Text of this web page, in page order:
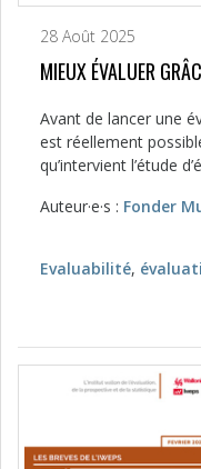
28 Août 2025
MIEUX ÉVALUER
Avant de lancer une
est réellement
qu’intervient l’étude
Auteur·e·s : Fonder
Evaluabilité,